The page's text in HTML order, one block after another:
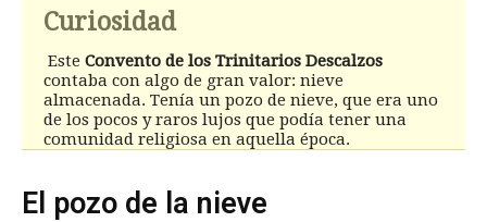
Curiosidad
Este Convento de los Trinitarios Descalzos
contaba con algo de gran valor: nieve
almacenada. Tenía un pozo de nieve, que era uno
de los pocos y raros lujos que podía tener una
comunidad religiosa en aquella época.
El pozo de la nieve